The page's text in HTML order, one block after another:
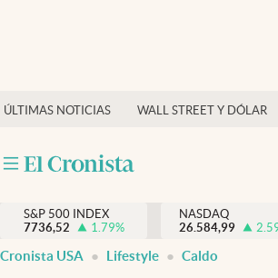
ÚLTIMAS NOTICIAS WALL STREET Y DÓLAR
Finanzas y economía
Inmigración
Trending
S&P 500 INDEX
7736,52
1.79%
NASDAQ
26.584,99
Cronista USA Lifestyle Caldo